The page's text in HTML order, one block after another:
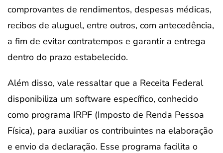
comprovantes de rendimentos, despesas médicas,
recibos de aluguel, entre outros, com antecedência,
a fim de evitar contratempos e garantir a entrega
dentro do prazo estabelecido.
Além disso, vale ressaltar que a Receita Federal
disponibiliza um software específico, conhecido
como programa IRPF (Imposto de Renda Pessoa
Física), para auxiliar os contribuintes na elaboração
e envio da declaração. Esse programa facilita o